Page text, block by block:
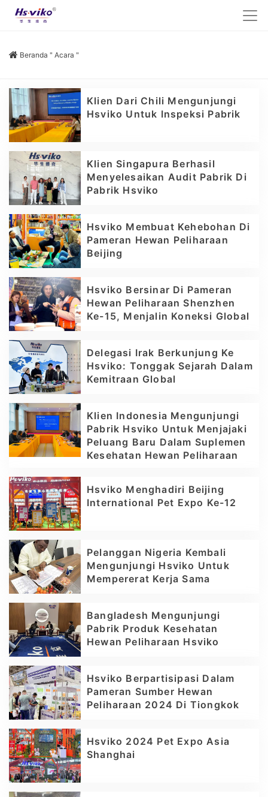
Beranda " Acara "
Klien Dari Chili Mengunjungi
Hsviko Untuk Inspeksi Pabrik
Klien Singapura Berhasil
Menyelesaikan Audit Pabrik Di
Pabrik Hsviko
Hsviko Membuat Kehebohan Di
Pameran Hewan Peliharaan
Beijing
Hsviko Bersinar Di Pameran
Hewan Peliharaan Shenzhen
Ke-15, Menjalin Koneksi Global
Delegasi Irak Berkunjung Ke
Hsviko: Tonggak Sejarah Dalam
Kemitraan Global
Klien Indonesia Mengunjungi
Pabrik Hsviko Untuk Menjajaki
Peluang Baru Dalam Suplemen
Kesehatan Hewan Peliharaan
Hsviko Menghadiri Beijing
International Pet Expo Ke-12
Pelanggan Nigeria Kembali
Mengunjungi Hsviko Untuk
Mempererat Kerja Sama
Bangladesh Mengunjungi
Pabrik Produk Kesehatan
Hewan Peliharaan Hsviko
Hsviko Berpartisipasi Dalam
Pameran Sumber Hewan
Peliharaan 2024 Di Tiongkok
Hsviko 2024 Pet Expo Asia
Shanghai